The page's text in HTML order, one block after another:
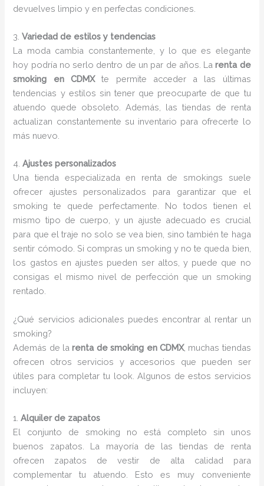
devuelves limpio y en perfectas condiciones.
3.Variedad de estilos y tendencias
La moda cambia constantemente, y lo que es elegante
hoy podría no serlo dentro de un par de años. Larenta de
smoking en CDMXte permite acceder a las últimas
tendencias y estilos sin tener que preocuparte de que tu
atuendo quede obsoleto. Además, las tiendas de renta
actualizan constantemente su inventario para ofrecerte lo
más nuevo.
4.Ajustes personalizados
Una tienda especializada en renta de smokings suele
ofrecer ajustes personalizados para garantizar que el
smoking te quede perfectamente. No todos tienen el
mismo tipo de cuerpo, y un ajuste adecuado es crucial
para que el traje no solo se vea bien, sino también te haga
sentir cómodo. Si compras un smoking y no te queda bien,
los gastos en ajustes pueden ser altos, y puede que no
consigas el mismo nivel de perfección que un smoking
rentado.
¿Qué servicios adicionales puedes encontrar al rentar un
smoking?
Además de larenta de smoking en CDMX, muchas tiendas
ofrecen otros servicios y accesorios que pueden ser
útiles para completar tu look. Algunos de estos servicios
incluyen:
1.Alquiler de zapatos
El conjunto de smoking no está completo sin unos
buenos zapatos. La mayoría de las tiendas de renta
ofrecen zapatos de vestir de alta calidad para
complementar tu atuendo. Esto es muy conveniente